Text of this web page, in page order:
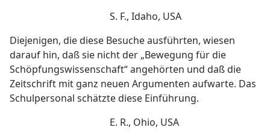
S. F., Idaho, USA
Diejenigen, die diese Besuche ausführten, wiesen
darauf hin, daß sie nicht der „Bewegung für die
Schöpfungswissenschaft“ angehörten und daß die
Zeitschrift mit ganz neuen Argumenten aufwarte. Das
Schulpersonal schätzte diese Einführung.
E. R., Ohio, USA